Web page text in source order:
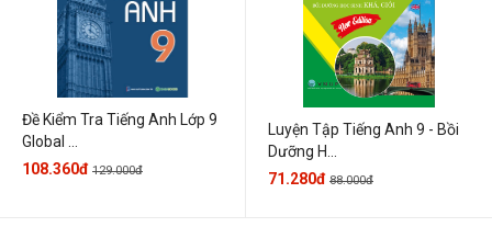
Đề Kiểm Tra Tiếng Anh Lớp 9
Global ...
108.360đ 129.000đ
Luyện Tập Tiếng Anh 9 - Bồi
Dưỡng H...
71.280đ 88.000đ